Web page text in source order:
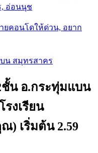
อ่อนนุช
ยคอนโดให้ด่วน, อยาก
น สมุทรสาคร
ชั้น อ.กระทุ่มแบน
งเรียน
) เริ่มต้น 2.59